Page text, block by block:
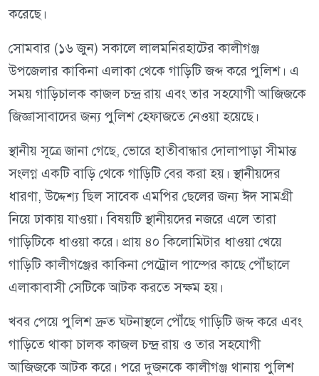
করেছে।
সোমবার (১৬ জুন) সকালে লালমনিরহাটের কালীগঞ্জ
উপজেলার কাকিনা এলাকা থেকে গাড়িটি জব্দ করে পুলিশ। এ
সময় গাড়িচালক কাজল চন্দ্র রায় এবং তার সহযোগী আজিজকে
জিজ্ঞাসাবাদের জন্য পুলিশ হেফাজতে নেওয়া হয়েছে।
স্থানীয় সূত্রে জানা গেছে, ভোরে হাতীবান্ধার দোলাপাড়া সীমান্ত
সংলগ্ন একটি বাড়ি থেকে গাড়িটি বের করা হয়। স্থানীয়দের
ধারণা, উদ্দেশ্য ছিল সাবেক এমপির ছেলের জন্য ঈদ সামগ্রী
নিয়ে ঢাকায় যাওয়া। বিষয়টি স্থানীয়দের নজরে এলে তারা
গাড়িটিকে ধাওয়া করে। প্রায় ৪০ কিলোমিটার ধাওয়া খেয়ে
গাড়িটি কালীগঞ্জের কাকিনা পেট্রোল পাম্পের কাছে পৌঁছালে
এলাকাবাসী সেটিকে আটক করতে সক্ষম হয়।
খবর পেয়ে পুলিশ দ্রুত ঘটনাস্থলে পৌঁছে গাড়িটি জব্দ করে এবং
গাড়িতে থাকা চালক কাজল চন্দ্র রায় ও তার সহযোগী
আজিজকে আটক করে। পরে দুজনকে কালীগঞ্জ থানায় পুলিশ